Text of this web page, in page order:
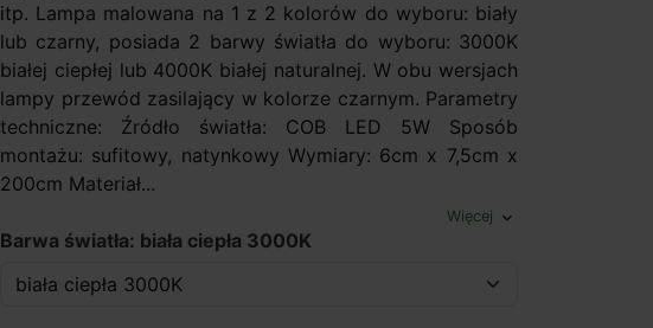
itp. Lampa malowana na 1 z 2 kolorów do wyboru: biały
lub czarny, posiada 2 barwy światła do wyboru: 3000K
białej ciepłej lub 4000K białej naturalnej. W obu wersjach
lampy przewód zasilający w kolorze czarnym. Parametry
techniczne: Źródło światła: COB LED 5W Sposób
montażu: sufitowy, natynkowy Wymiary: 6cm x 7,5cm x
200cm Materiał...
Więcej expand_more
Barwa światła: biała ciepła 3000K